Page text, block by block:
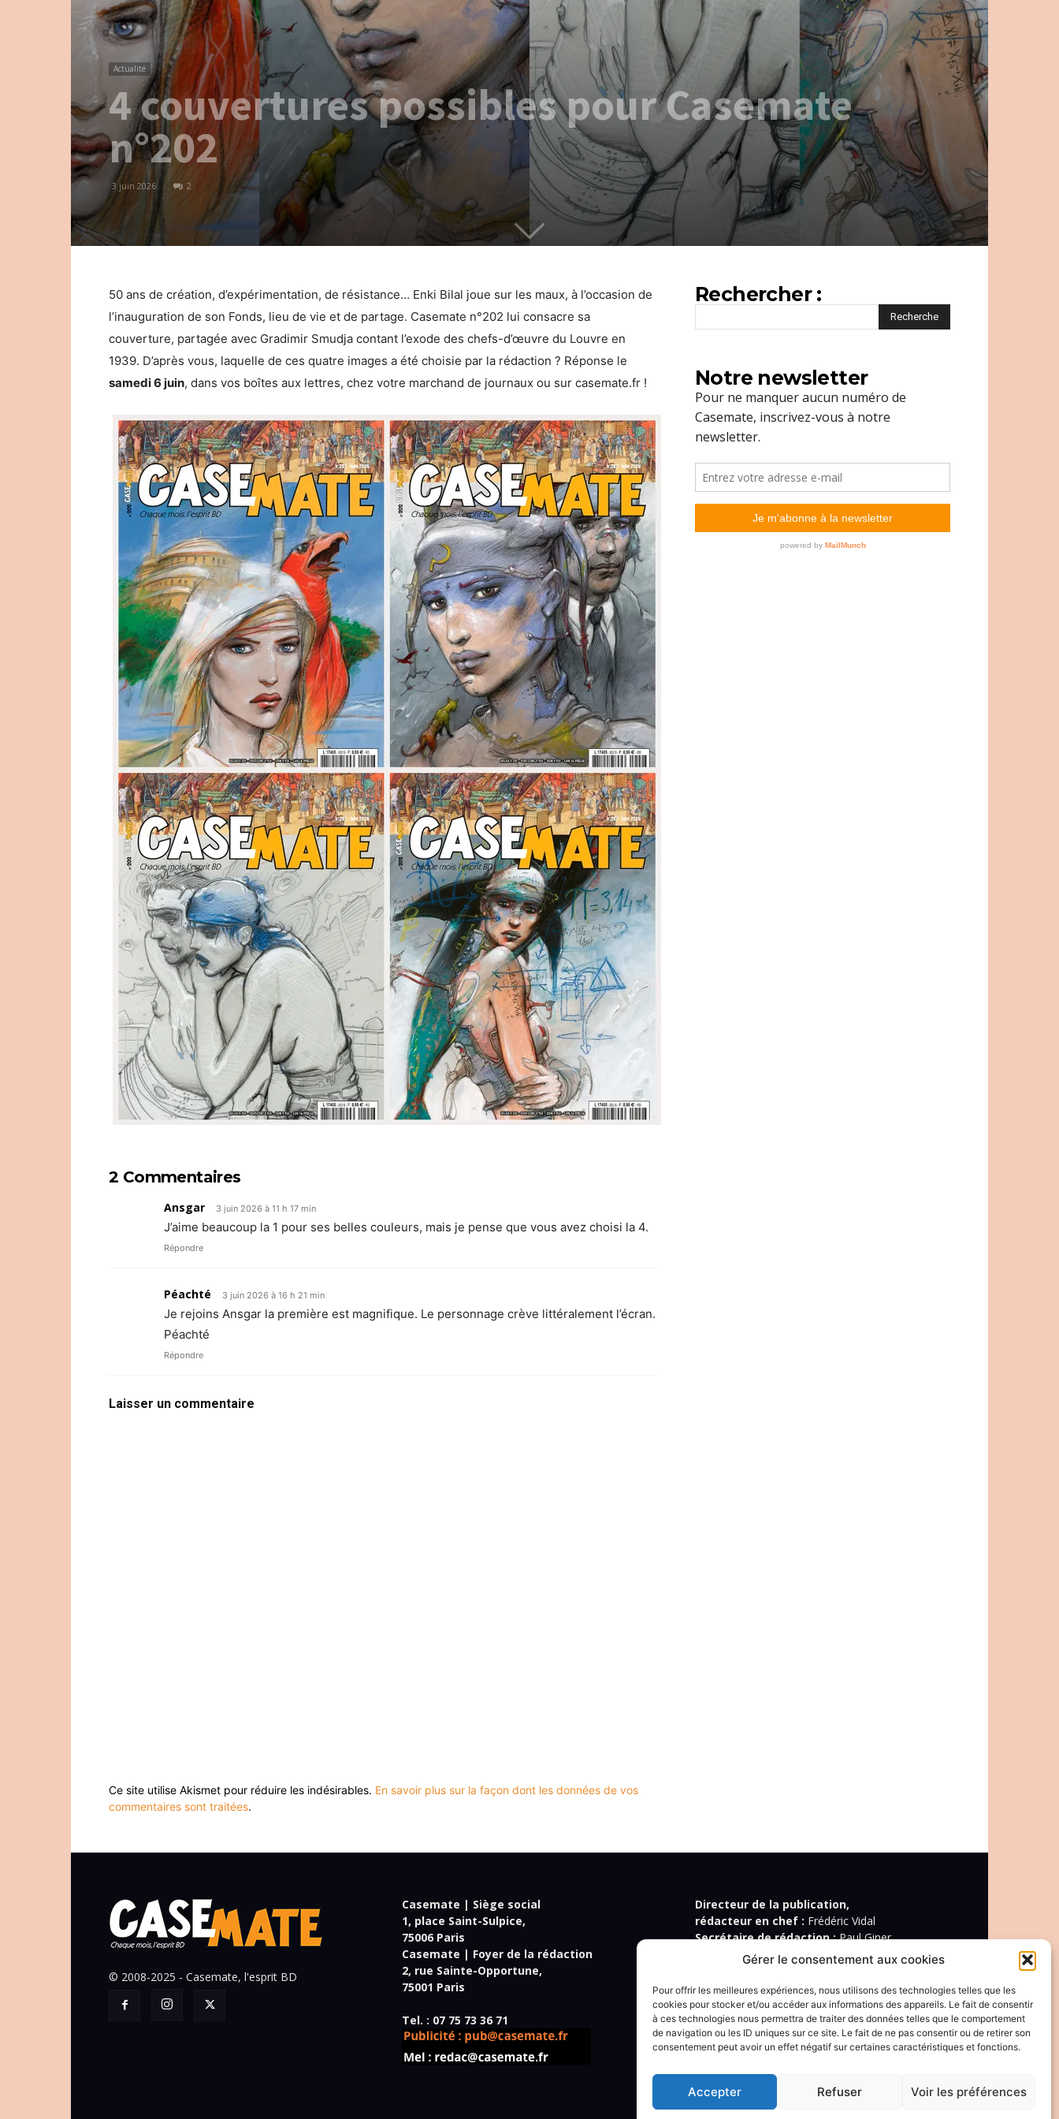
Gérer le consentement aux cookies
Pour offrir les meilleures expériences, nous utilisons des technologies telles que les
cookies pour stocker et/ou accéder aux informations des appareils. Le fait de consentir
à ces technologies nous permettra de traiter des données telles que le comportement
de navigation ou les ID uniques sur ce site. Le fait de ne pas consentir ou de retirer son
consentement peut avoir un effet négatif sur certaines caractéristiques et fonctions.
Accepter Refuser Voir les préférences
Actualité
4 couvertures possibles pour Casemate
n°202
3 juin 2026 2
50 ans de création, d’expérimentation, de résistance… Enki Bilal joue sur les maux, à l’occasion de
l’inauguration de son Fonds, lieu de vie et de partage. Casemate n°202 lui consacre sa
couverture, partagée avec Gradimir Smudja contant l’exode des chefs-d’œuvre du Louvre en
1939. D’après vous, laquelle de ces quatre images a été choisie par la rédaction ? Réponse le
samedi 6 juin, dans vos boîtes aux lettres, chez votre marchand de journaux ou sur casemate.fr !
2 Commentaires
Ansgar 3 juin 2026 à 11 h 17 min
J’aime beaucoup la 1 pour ses belles couleurs, mais je pense que vous avez choisi la 4.
Répondre
Péachté 3 juin 2026 à 16 h 21 min
Je rejoins Ansgar la première est magnifique. Le personnage crève littéralement l’écran.
Péachté
Répondre
Laisser un commentaire
Ce site utilise Akismet pour réduire les indésirables. En savoir plus sur la façon dont les données de vos
commentaires sont traitées.
Rechercher :
Notre newsletter
© 2008-2025 - Casemate, l'esprit BD
Casemate | Siège social
1, place Saint-Sulpice,
75006 Paris
Casemate | Foyer de la rédaction
2, rue Sainte-Opportune,
75001 Paris
Tel. : 07 75 73 36 71
Directeur de la publication,
rédacteur en chef : Frédéric Vidal
Secrétaire de rédaction :Paul Giner
Rédacteur spécialisé :Marius Jouanny
Jérôme Lachasse, Marine Lannot, Klervi Le Cozic,
Jean-Christophe Ogier, Christophe Quillien, Marie-
Madeleine Rigopoulos, Thierry Wagner.
Conditions générales de vente
Politique de cookies